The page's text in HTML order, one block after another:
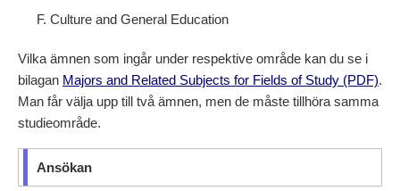
Culture and General Education
Vilka ämnen som ingår under respektive område kan du se i
bilagan Majors and Related Subjects for Fields of Study (PDF).
Man får välja upp till två ämnen, men de måste tillhöra samma
studieområde.
Ansökan